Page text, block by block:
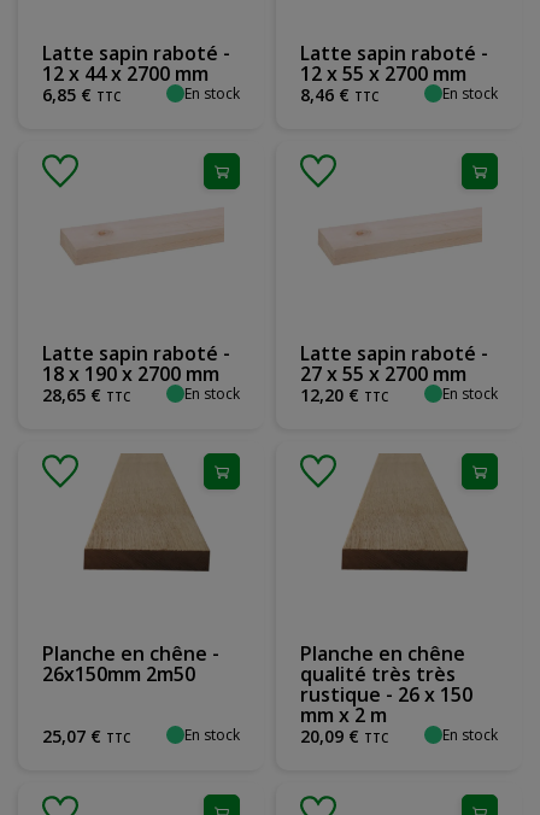
Latte sapin raboté -
12 x 44 x 2700 mm
6,85 € TTC En stock
Latte sapin raboté -
12 x 55 x 2700 mm
8,46 € TTC En stock
Latte sapin raboté -
18 x 190 x 2700 mm
28,65 € TTC En stock
Latte sapin raboté -
27 x 55 x 2700 mm
12,20 € TTC En stock
Planche en chêne -
26x150mm 2m50
25,07 € TTC En stock
Planche en chêne
qualité très très
rustique - 26 x 150
mm x 2 m
20,09 € TTC En stock